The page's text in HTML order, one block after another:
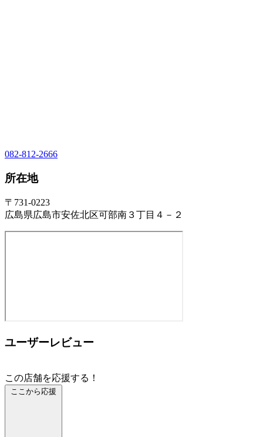
082-812-2666
所在地
〒731-0223
広島県広島市安佐北区可部南３丁目４－２
ユーザーレビュー
この店舗を応援する！
ここから応援